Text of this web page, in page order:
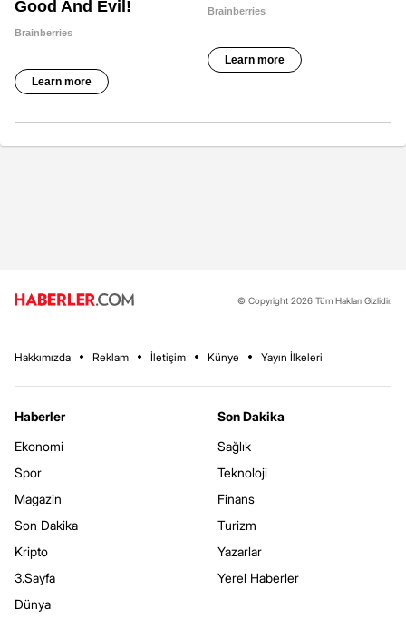
© Copyright 2026 Tüm Hakları Gizlidir.
Hakkımızda Reklam İletişim Künye Yayın İlkeleri
Haberler
Ekonomi
Spor
Magazin
Son Dakika
Kripto
3.Sayfa
Dünya
Son Dakika
Sağlık
Teknoloji
Finans
Turizm
Yazarlar
Yerel Haberler